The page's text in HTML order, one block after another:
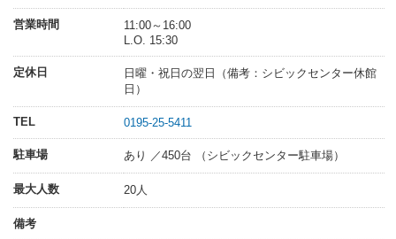
営業時間
11:00～16:00
L.O. 15:30
定休日
日曜・祝日の翌日（備考：シビックセンター休館
日）
TEL 0195-25-5411
駐車場 あり ／450台 （シビックセンター駐車場）
最大人数 20人
備考